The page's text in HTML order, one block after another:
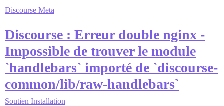
Discourse Meta
Discourse : Erreur double nginx -
Impossible de trouver le module
`handlebars` importé de `discourse-
common/lib/raw-handlebars`
Soutien Installation